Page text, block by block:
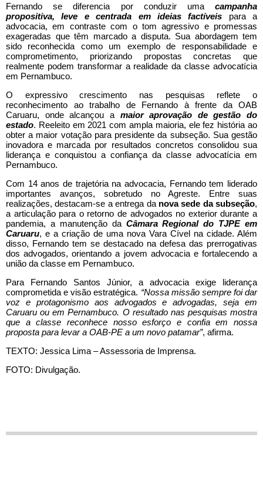
Fernando se diferencia por conduzir uma campanha
propositiva, leve e centrada em ideias factíveis para a
advocacia, em contraste com o tom agressivo e promessas
exageradas que têm marcado a disputa. Sua abordagem tem
sido reconhecida como um exemplo de responsabilidade e
comprometimento, priorizando propostas concretas que
realmente podem transformar a realidade da classe advocatícia
em Pernambuco.
O expressivo crescimento nas pesquisas reflete o
reconhecimento ao trabalho de Fernando à frente da OAB
Caruaru, onde alcançou a maior aprovação de gestão do
estado. Reeleito em 2021 com ampla maioria, ele fez história ao
obter a maior votação para presidente da subseção. Sua gestão
inovadora e marcada por resultados concretos consolidou sua
liderança e conquistou a confiança da classe advocatícia em
Pernambuco.
Com 14 anos de trajetória na advocacia, Fernando tem liderado
importantes avanços, sobretudo no Agreste. Entre suas
realizações, destacam-se a entrega da nova sede da subseção,
a articulação para o retorno de advogados no exterior durante a
pandemia, a manutenção da Câmara Regional do TJPE em
Caruaru, e a criação de uma nova Vara Cível na cidade. Além
disso, Fernando tem se destacado na defesa das prerrogativas
dos advogados, orientando a jovem advocacia e fortalecendo a
união da classe em Pernambuco.
Para Fernando Santos Júnior, a advocacia exige liderança
comprometida e visão estratégica. “Nossa missão sempre foi dar
voz e protagonismo aos advogados e advogadas, seja em
Caruaru ou em Pernambuco. O resultado nas pesquisas mostra
que a classe reconhece nosso esforço e confia em nossa
proposta para levar a OAB-PE a um novo patamar”, afirma.
TEXTO: Jessica Lima – Assessoria de Imprensa.
FOTO: Divulgação.